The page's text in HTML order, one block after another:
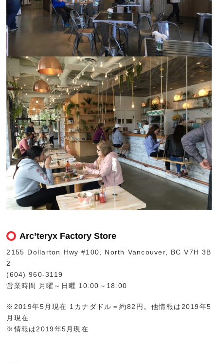
Arc’teryx Factory Store
2155 Dollarton Hwy #100, North Vancouver, BC V7H 3B
2
(604) 960-3119
営業時間 月曜～日曜 10:00～18:00
※2019年5月現在 1カナダドル＝約82円。他情報は2019年5
月現在
※情報は2019年5月現在